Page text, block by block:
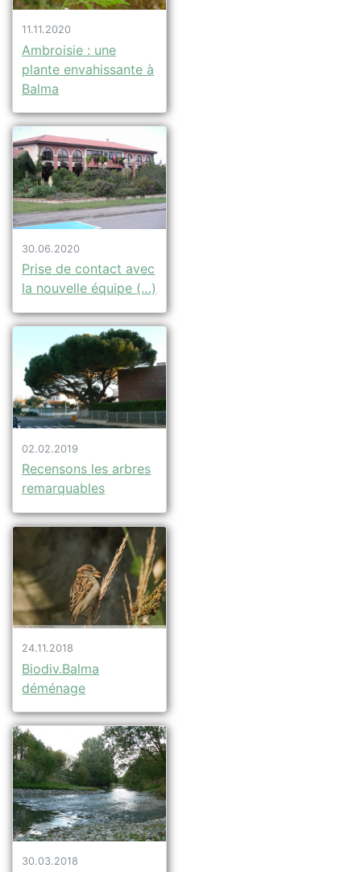
11.11.2020
Ambroisie : une
plante envahissante à
Balma
30.06.2020
Prise de contact avec
la nouvelle équipe (…)
02.02.2019
Recensons les arbres
remarquables
24.11.2018
Biodiv.Balma
déménage
30.03.2018